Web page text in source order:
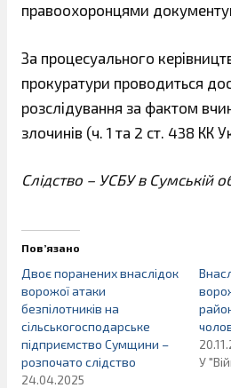
правоохоронцями
За процесуального
прокуратури проводиться
розслідування за фактом
злочинів (ч. 1 та 2 ст. 438 КК
Слідство – УСБУ в Сумській
Пов’язано
Двоє поранених внаслідок
ворожої атаки
безпілотників на
сільськогосподарське
підприємство Сумщини –
розпочато слідство
24.04.2025
У